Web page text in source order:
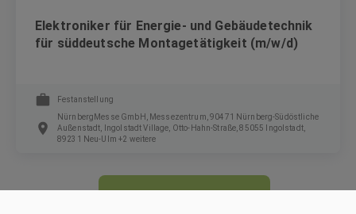
Elektroniker für Energie- und Gebäudetechnik
für süddeutsche Montagetätigkeit (m/w/d)
Festanstellung
NürnbergMesse GmbH, Messezentrum, 90471 Nürnberg-Südöstliche
Außenstadt, Ingolstadt Village, Otto-Hahn-Straße, 85055 Ingolstadt,
89231 Neu-Ulm +2 weitere